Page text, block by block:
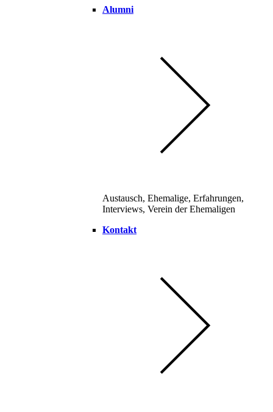
Alumni
Austausch, Ehemalige, Erfahrungen,
Interviews, Verein der Ehemaligen
Kontakt